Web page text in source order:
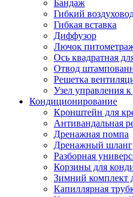
Бандаж
Гибкий
Гибкая вставка
Диффузор
Лючок
Ось квадратная
Отвод
Решетка
Узел управления
Кондиционирование
Кронштейн для
Антивандальная
Дренажная помпа
Дренажный шланг
Разборная
Корзины для
Зимний комплект
Капиллярная